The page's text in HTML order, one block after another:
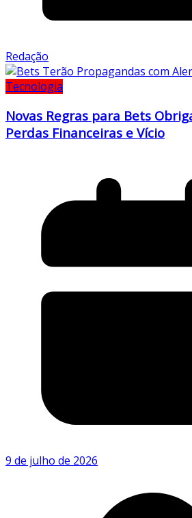
Redação
Tecnologia
Novas Regras para Bets
Perdas Financeiras e Vício
9 de julho de 2026